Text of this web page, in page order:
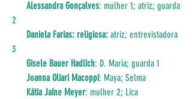
Alessandra Gonçalves: mulher 1; atriz; guarda
2
Daniela Farias: religiosa: atriz; entrevistadora
3
Gisele Bauer Hadlich: D. Maria; guarda 1
Joanna Oliari Macoppi: Maya; Selma
Kátia Jaíne Meyer: mulher 2; Lica